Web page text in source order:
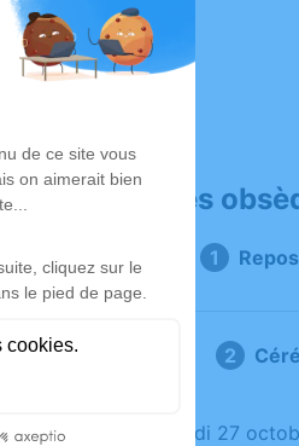
Déroulé des
Le vendredi 27